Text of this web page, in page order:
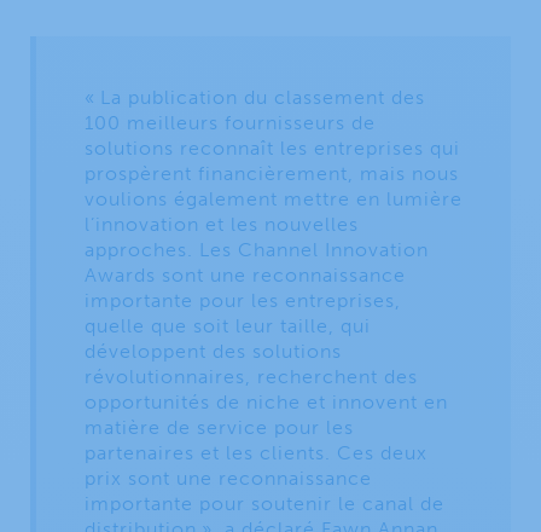
« La publication du classement des
100 meilleurs fournisseurs de
solutions reconnaît les entreprises qui
prospèrent financièrement, mais nous
voulions également mettre en lumière
l’innovation et les nouvelles
approches. Les Channel Innovation
Awards sont une reconnaissance
importante pour les entreprises,
quelle que soit leur taille, qui
développent des solutions
révolutionnaires, recherchent des
opportunités de niche et innovent en
matière de service pour les
partenaires et les clients. Ces deux
prix sont une reconnaissance
importante pour soutenir le canal de